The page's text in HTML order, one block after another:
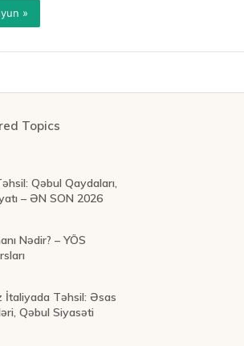
»
Topics
Qəbul Qaydaları,
– ƏN SON 2026
Nədir? – YÖS
İtaliyada Təhsil: Əsas
Qəbul Siyasəti